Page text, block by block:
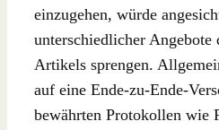
einzugehen, würde
unterschiedlicher Angebote
Artikels sprengen.
auf eine Ende-zu-Ende-
bewährten Protokollen wie